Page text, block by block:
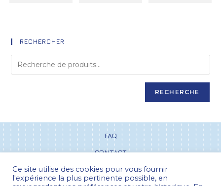
RECHERCHER
RECHERCHE
FAQ
CONTACT
CGV
Ce site utilise des cookies pour vous fournir
l'expérience la plus pertinente possible, en